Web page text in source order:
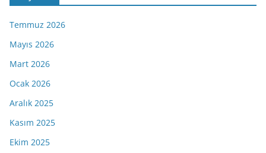
Temmuz 2026
Mayıs 2026
Mart 2026
Ocak 2026
Aralık 2025
Kasım 2025
Ekim 2025